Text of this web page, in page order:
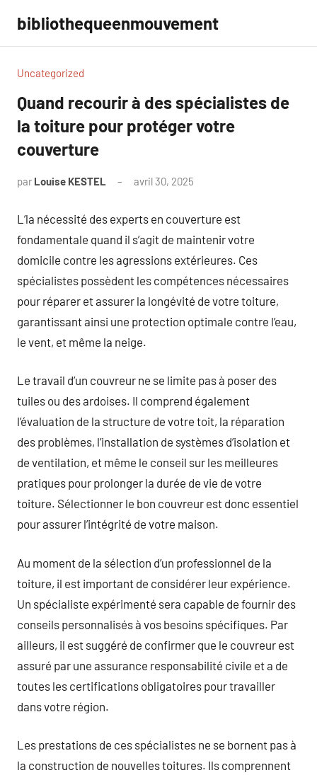
contenu
bibliothequeenmouvement
Uncategorized
Quand recourir à des spécialistes de
la toiture pour protéger votre
couverture
par Louise KESTEL avril 30, 2025
L’la nécessité des experts en couverture est
fondamentale quand il s’agit de maintenir votre
domicile contre les agressions extérieures. Ces
spécialistes possèdent les compétences nécessaires
pour réparer et assurer la longévité de votre toiture,
garantissant ainsi une protection optimale contre l’eau,
le vent, et même la neige.
Le travail d’un couvreur ne se limite pas à poser des
tuiles ou des ardoises. Il comprend également
l’évaluation de la structure de votre toit, la réparation
des problèmes, l’installation de systèmes d’isolation et
de ventilation, et même le conseil sur les meilleures
pratiques pour prolonger la durée de vie de votre
toiture. Sélectionner le bon couvreur est donc essentiel
pour assurer l’intégrité de votre maison.
Au moment de la sélection d’un professionnel de la
toiture, il est important de considérer leur expérience.
Un spécialiste expérimenté sera capable de fournir des
conseils personnalisés à vos besoins spécifiques. Par
ailleurs, il est suggéré de confirmer que le couvreur est
assuré par une assurance responsabilité civile et a de
toutes les certifications obligatoires pour travailler
dans votre région.
Les prestations de ces spécialistes ne se bornent pas à
la construction de nouvelles toitures. Ils comprennent